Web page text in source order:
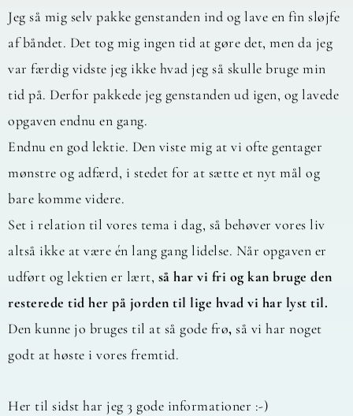
Jeg så mig selv pakke genstanden ind og lave en fin sløjfe
af båndet. Det tog mig ingen tid at gøre det, men da jeg
var færdig vidste jeg ikke hvad jeg så skulle bruge min
tid på. Derfor pakkede jeg genstanden ud igen, og lavede
opgaven endnu en gang.
Endnu en god lektie. Den viste mig at vi ofte gentager
mønstre og adfærd, i stedet for at sætte et nyt mål og
bare komme videre.
Set i relation til vores tema i dag, så behøver vores liv
altså ikke at være én lang gang lidelse. Når opgaven er
udført og lektien er lært, så har vi fri og kan bruge den
resterede tid her på jorden til lige hvad vi har lyst til.
Den kunne jo bruges til at så gode frø, så vi har noget
godt at høste i vores fremtid.
Her til sidst har jeg 3 gode informationer :-)